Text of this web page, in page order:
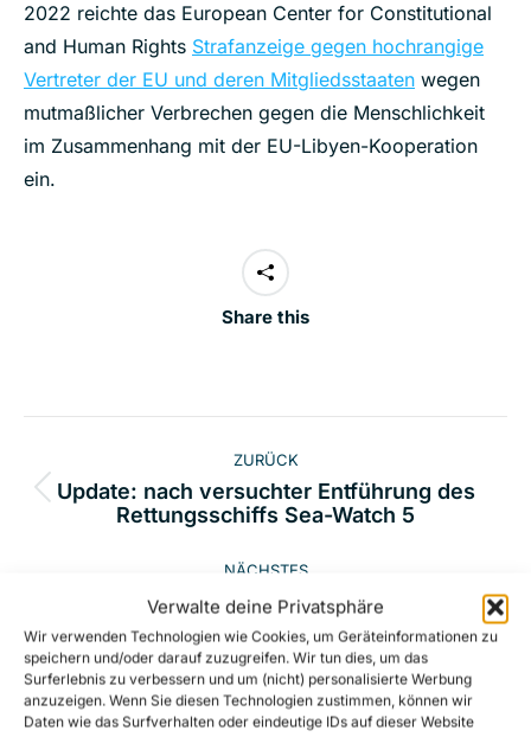
Verwalte deine Privatsphäre
Wir verwenden Technologien wie Cookies, um Geräteinformationen zu
speichern und/oder darauf zuzugreifen. Wir tun dies, um das
Surferlebnis zu verbessern und um (nicht) personalisierte Werbung
anzuzeigen. Wenn Sie diesen Technologien zustimmen, können wir
Daten wie das Surfverhalten oder eindeutige IDs auf dieser Website
2022 reichte das European Center for Constitutional
and Human Rights Strafanzeige gegen hochrangige
Vertreter der EU und deren Mitgliedsstaaten wegen
mutmaßlicher Verbrechen gegen die Menschlichkeit
im Zusammenhang mit der EU-Libyen-Kooperation
ein.
Share this
ZURÜCK
Vorheriger
Update: nach versuchter Entführung des
Rettungsschiffs Sea-Watch 5
NÄCHSTES
Nächster
Beitrag:
EIL: Nach Angriff auf Sea-Watch 5, Italien leitet
Ermittlungen gegen Kapitän ein